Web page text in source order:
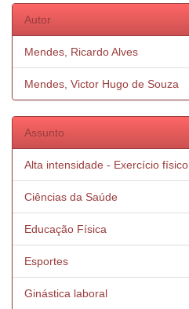
Autor
Mendes, Ricardo Alves
Mendes, Victor Hugo de Souza
Assunto
Alta intensidade - Exercício físico
Ciências da Saúde
Educação Física
Esportes
Ginástica laboral